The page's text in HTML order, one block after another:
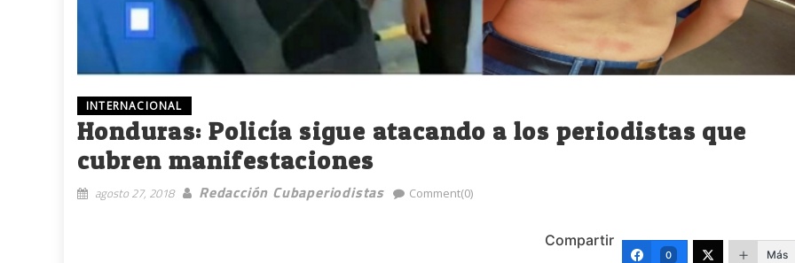
INTERNACIONAL
Honduras: Policía sigue atacando a los periodistas que
cubren manifestaciones
agosto 27, 2018 Redacción Cubaperiodistas Comment(0)
Compartir
0 Más